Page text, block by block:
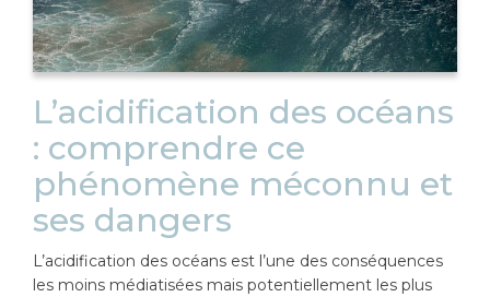
L’acidification des océans
: comprendre ce
phénomène méconnu et
ses dangers
L’acidification des océans est l’une des conséquences
les moins médiatisées mais potentiellement les plus